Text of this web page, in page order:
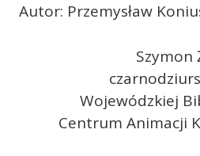
Autor: Przemysław
Szymon
Wojewódzkiej
Centrum Animacji